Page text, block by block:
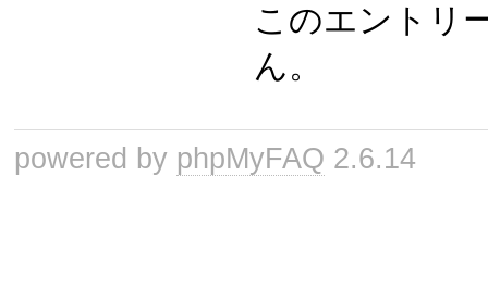
このエントリ
ん。
powered by phpMyFAQ 2.6.14